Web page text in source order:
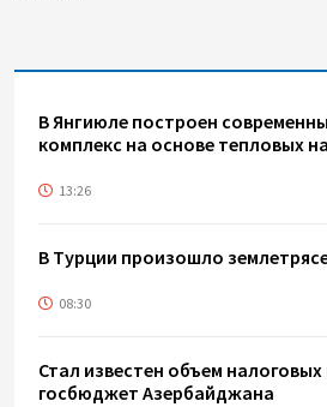
В Янгиюле построен
комплекс на основе тепловых
13:26
В Турции произошло
08:30
Стал известен объем
госбюджет Азербайджана